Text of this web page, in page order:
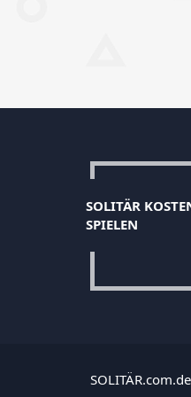
SOLITÄR
SPIELEN